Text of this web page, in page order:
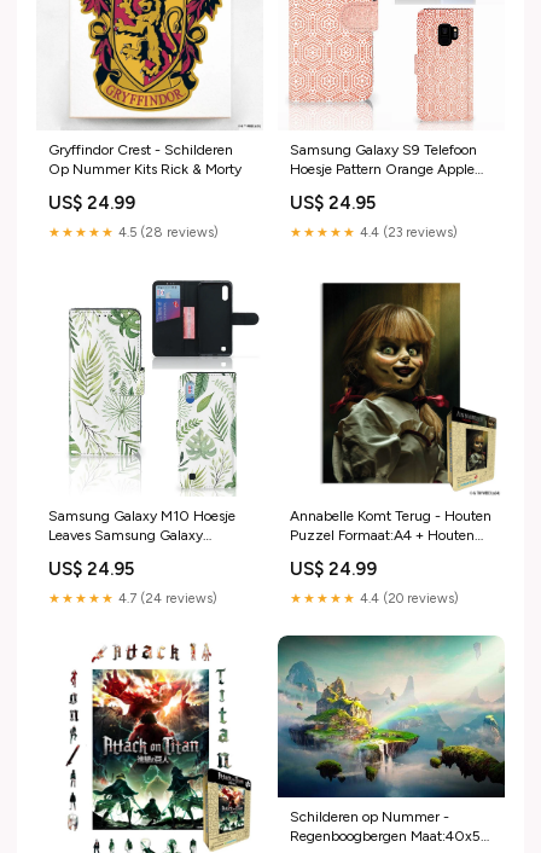
Gryffindor Crest - Schilderen
Op Nummer Kits Rick & Morty
US$ 24.99
★★★★★ 4.5 (28 reviews)
Samsung Galaxy S9 Telefoon
Hoesje Pattern Orange Apple
US$ 24.95
★★★★★ 4.4 (23 reviews)
Samsung Galaxy M10 Hoesje
Leaves Samsung Galaxy
US$ 24.95
★★★★★ 4.7 (24 reviews)
Annabelle Komt Terug - Houten
Puzzel Formaat:A4 + Houten
US$ 24.99
★★★★★ 4.4 (20 reviews)
Schilderen op Nummer -
Regenboogbergen Maat:40x50